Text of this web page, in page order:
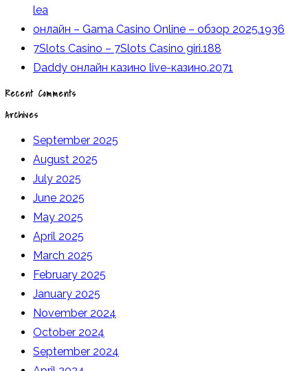
lea
онлайн – Gama Casino Online – обзор 2025.1936
7Slots Casino – 7Slots Casino giri.188
Daddy онлайн казино live-казино.2071
Recent Comments
Archives
September 2025
August 2025
July 2025
June 2025
May 2025
April 2025
March 2025
February 2025
January 2025
November 2024
October 2024
September 2024